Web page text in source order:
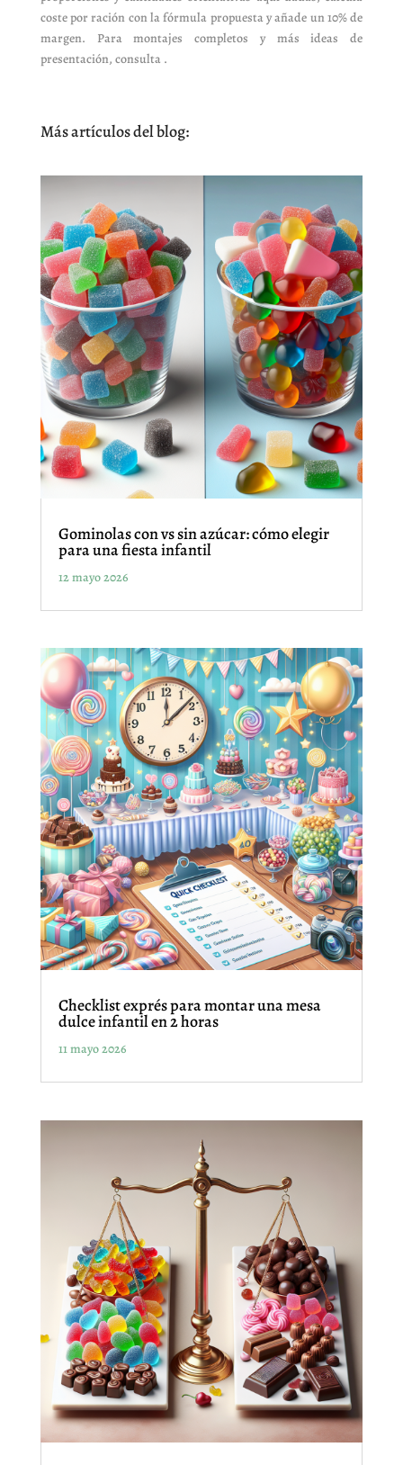
coste por ración con la fórmula propuesta y añade un 10% de
margen. Para montajes completos y más ideas de
presentación, consulta .
Más artículos del blog:
Gominolas con vs sin azúcar: cómo elegir
para una fiesta infantil
12 mayo 2026
Checklist exprés para montar una mesa
dulce infantil en 2 horas
11 mayo 2026